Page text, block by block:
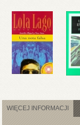
WIĘCEJ INFORMACJI